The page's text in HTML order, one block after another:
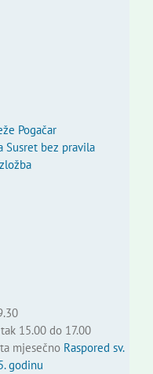
Pogačar
Susret bez pravila
15.00 do 17.00
mjesečno Raspored sv.
godinu